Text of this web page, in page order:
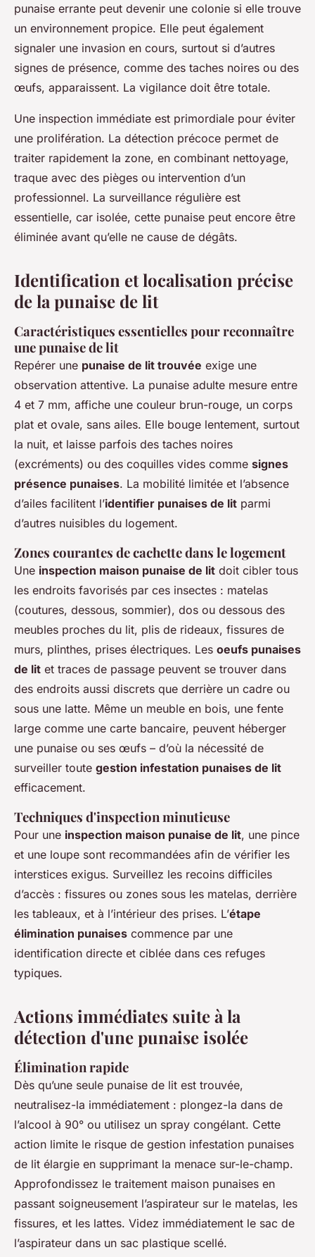
punaise errante peut devenir une colonie si elle trouve
un environnement propice. Elle peut également
signaler une invasion en cours, surtout si d’autres
signes de présence, comme des taches noires ou des
œufs, apparaissent. La vigilance doit être totale.
Une inspection immédiate est primordiale pour éviter
une prolifération. La détection précoce permet de
traiter rapidement la zone, en combinant nettoyage,
traque avec des pièges ou intervention d’un
professionnel. La surveillance régulière est
essentielle, car isolée, cette punaise peut encore être
éliminée avant qu’elle ne cause de dégâts.
Identification et localisation précise
de la punaise de lit
Caractéristiques essentielles pour reconnaître
une punaise de lit
Repérer une punaise de lit trouvée exige une
observation attentive. La punaise adulte mesure entre
4 et 7 mm, affiche une couleur brun-rouge, un corps
plat et ovale, sans ailes. Elle bouge lentement, surtout
la nuit, et laisse parfois des taches noires
(excréments) ou des coquilles vides comme signes
présence punaises. La mobilité limitée et l’absence
d’ailes facilitent l’identifier punaises de lit parmi
d’autres nuisibles du logement.
Zones courantes de cachette dans le logement
Une inspection maison punaise de lit doit cibler tous
les endroits favorisés par ces insectes : matelas
(coutures, dessous, sommier), dos ou dessous des
meubles proches du lit, plis de rideaux, fissures de
murs, plinthes, prises électriques. Les oeufs punaises
de lit et traces de passage peuvent se trouver dans
des endroits aussi discrets que derrière un cadre ou
sous une latte. Même un meuble en bois, une fente
large comme une carte bancaire, peuvent héberger
une punaise ou ses œufs – d’où la nécessité de
surveiller toute gestion infestation punaises de lit
efficacement.
Techniques d'inspection minutieuse
Pour une inspection maison punaise de lit, une pince
et une loupe sont recommandées afin de vérifier les
interstices exigus. Surveillez les recoins difficiles
d’accès : fissures ou zones sous les matelas, derrière
les tableaux, et à l’intérieur des prises. L’étape
élimination punaises commence par une
identification directe et ciblée dans ces refuges
typiques.
Actions immédiates suite à la
détection d'une punaise isolée
Élimination rapide
Dès qu’une seule punaise de lit est trouvée,
neutralisez-la immédiatement : plongez-la dans de
l’alcool à 90° ou utilisez un spray congélant. Cette
action limite le risque de gestion infestation punaises
de lit élargie en supprimant la menace sur-le-champ.
Approfondissez le traitement maison punaises en
passant soigneusement l’aspirateur sur le matelas, les
fissures, et les lattes. Videz immédiatement le sac de
l’aspirateur dans un sac plastique scellé.